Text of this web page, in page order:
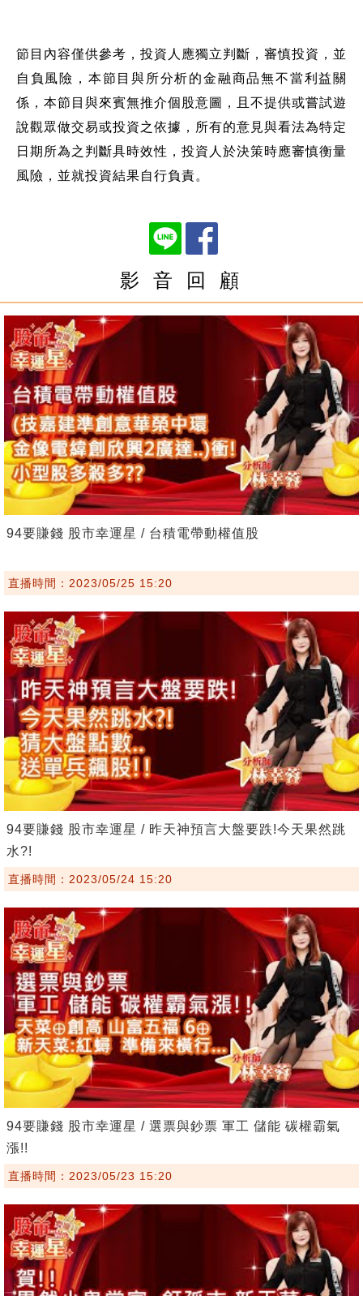
節目內容僅供參考，投資人應獨立判斷，審慎投資，並
自負風險，本節目與所分析的金融商品無不當利益關
係，本節目與來賓無推介個股意圖，且不提供或嘗試遊
說觀眾做交易或投資之依據，所有的意見與看法為特定
日期所為之判斷具時效性，投資人於決策時應審慎衡量
風險，並就投資結果自行負責。
影 音 回 顧
94要賺錢 股市幸運星 / 台積電帶動權值股
直播時間：2023/05/25 15:20
94要賺錢 股市幸運星 / 昨天神預言大盤要跌!今天果然跳
水?!
直播時間：2023/05/24 15:20
94要賺錢 股市幸運星 / 選票與鈔票 軍工 儲能 碳權霸氣
漲!!
直播時間：2023/05/23 15:20